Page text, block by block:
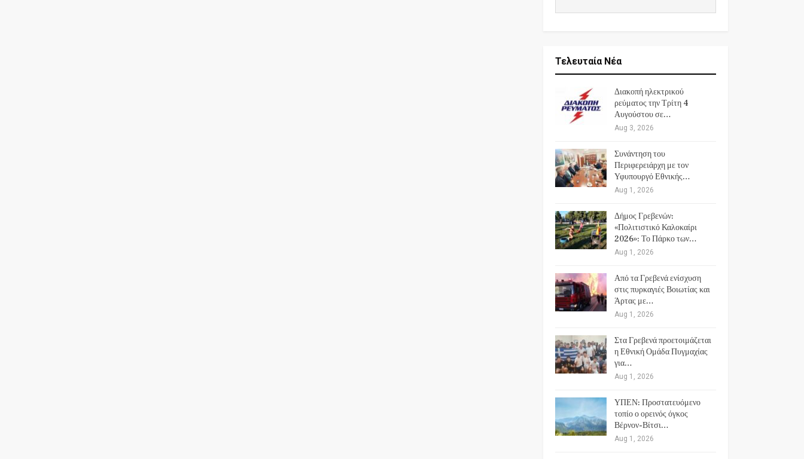
Τελευταία Νέα
Διακοπή ηλεκτρικού
ρεύματος την Τρίτη 4
Αυγούστου σε…
Aug 3, 2026
Συνάντηση του
Περιφερειάρχη με τον
Υφυπουργό Εθνικής…
Aug 1, 2026
Δήμος Γρεβενών:
«Πολιτιστικό Καλοκαίρι
2026»: Το Πάρκο των…
Aug 1, 2026
Από τα Γρεβενά ενίσχυση
στις πυρκαγιές Βοιωτίας και
Άρτας με…
Aug 1, 2026
Στα Γρεβενά προετοιμάζεται
η Εθνική Ομάδα Πυγμαχίας
για…
Aug 1, 2026
ΥΠΕΝ: Προστατευόμενο
τοπίο ο ορεινός όγκος
Βέρνον-Βίτσι…
Aug 1, 2026